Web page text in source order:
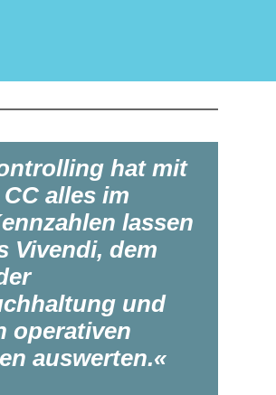
hat mit
alles im
lassen
Vivendi, dem
und
operativen
auswerten.«